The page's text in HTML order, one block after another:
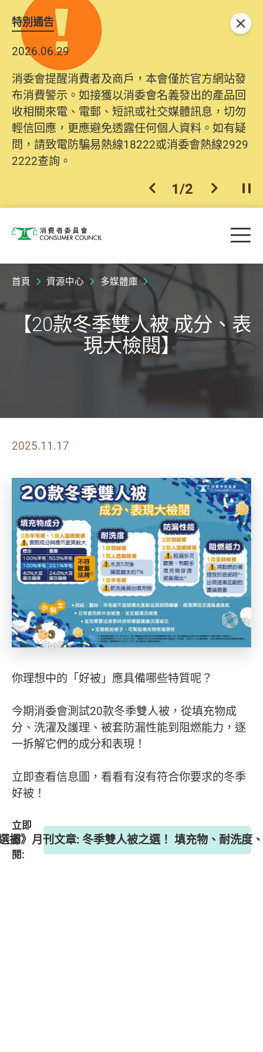
特別通告
2026.06.29
消委會提醒消費者及商戶，本會僅於官方網站發
布消費警示。如接獲以消委會名義發出的產品回
收相關來電、電郵、短訊或社交媒體訊息，切勿
輕信回應，更應避免透露任何個人資料。如有疑
問，請致電防騙易熱線18222或消委會熱線2929
2222查詢。
上一個
1/2 下一個開
關閉
消費者委員會 目
首頁 資源中心 多媒體庫
【20款冬季雙人被 成分、表
現大檢閱】
2025.11.17
你理想中的「好被」應具備哪些特質呢？
今期消委會測試20款冬季雙人被，從填充物成
分、洗濯及護理、被套防漏性能到阻燃能力，逐
一拆解它們的成分和表現！
立即查看信息圖，看看有沒有符合你要求的冬季
好被！
立即
訂
閱:
擇》月刊文章: 冬季雙人被之選！ 填充物、耐洗度